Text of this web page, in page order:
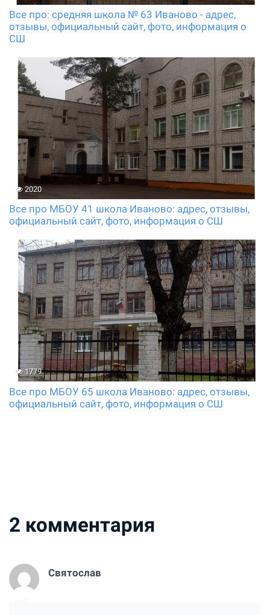
Все про: средняя школа № 63 Иваново - адрес,
отзывы, официальный сайт, фото, информация о
СШ
2020
Все про МБОУ 41 школа Иваново: адрес, отзывы,
официальный сайт, фото, информация о СШ
1779
Все про МБОУ 65 школа Иваново: адрес, отзывы,
официальный сайт, фото, информация о СШ
2 комментария
Святослав